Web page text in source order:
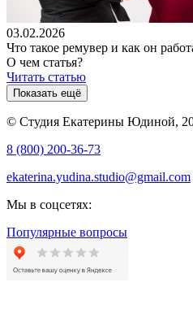
03.02.2026
Что такое ремувер и как он
О чем статья?
Читать статью
Показать ещё
© Студия Екатерины Юдиной,
8 (800) 200-36-73
ekaterina.yudina.studio@gmail.com
Мы в соцсетях:
Популярные вопросы